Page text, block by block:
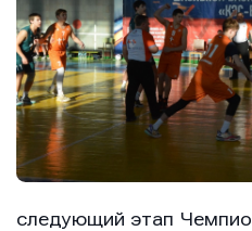
следующий этап